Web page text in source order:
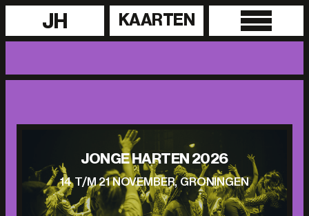
JH KAARTEN
JONGE HARTEN 2026
14 T/M 21 NOVEMBER, GRONINGEN